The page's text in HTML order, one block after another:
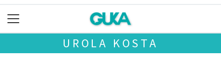
UROLA KOSTA